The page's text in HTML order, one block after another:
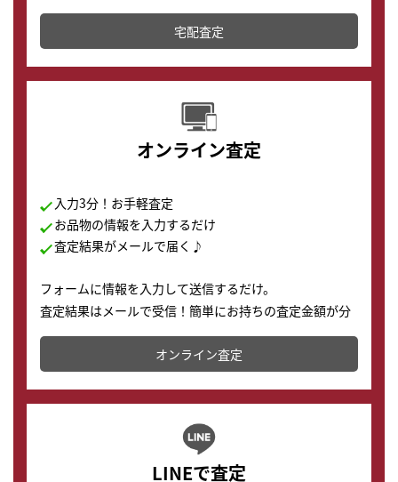
テムです。
配送でも簡単&安全に査定・買取に出すことが可能で
す。
宅配査定
オンライン査定
入力3分！お手軽査定
お品物の情報を入力するだけ
査定結果がメールで届く♪
フォームに情報を入力して送信するだけ。
査定結果はメールで受信！簡単にお持ちの査定金額が分
かります。
オンライン査定
LINEで査定